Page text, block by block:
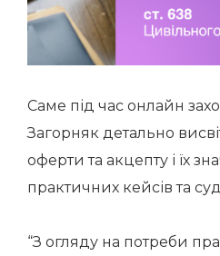
Саме під час онлайн
Загорняк детально
оферти та акцепту і їх
практичних кейсів та
“З огляду на потреби